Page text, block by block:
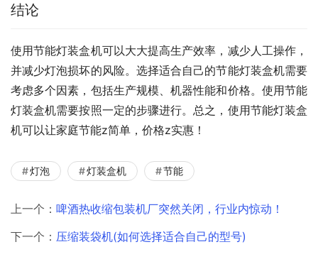
结论
使用节能灯装盒机可以大大提高生产效率，减少人工操作，
并减少灯泡损坏的风险。选择适合自己的节能灯装盒机需要
考虑多个因素，包括生产规模、机器性能和价格。使用节能
灯装盒机需要按照一定的步骤进行。总之，使用节能灯装盒
机可以让家庭节能z简单，价格z实惠！
灯泡 灯装盒机 节能
上一个： 啤酒热收缩包装机厂突然关闭，行业内惊动！
下一个： 压缩装袋机(如何选择适合自己的型号)